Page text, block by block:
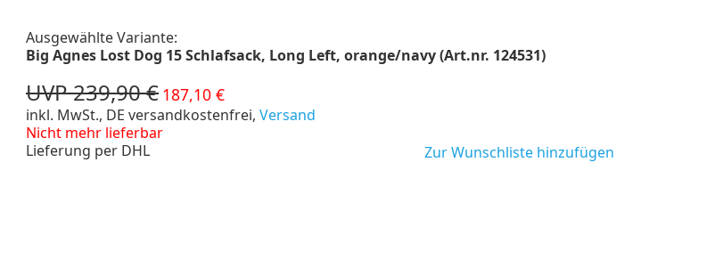
Ausgewählte Variante:
Big Agnes Lost Dog 15 Schlafsack, Long Left, orange/navy (Art.nr. 124531)
UVP 239,90 € 187,10 €
inkl. MwSt., DE versandkostenfrei, Versand
Nicht mehr lieferbar
Lieferung per DHL
Zur Wunschliste hinzufügen